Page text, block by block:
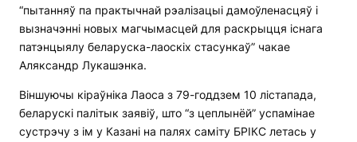
“пытанняў па практычнай рэалізацыі дамоўленасцяў і
вызначэнні новых магчымасцей для раскрыцця існага
патэнцыялу беларуска-лаоскіх стасункаў” чакае
Аляксандр Лукашэнка.
Віншуючы кіраўніка Лаоса з 79-годдзем 10 лістапада,
беларускі палітык заявіў, што “з цеплынёй” успамінае
сустрэчу з ім у Казані на палях саміту БРІКС летась у